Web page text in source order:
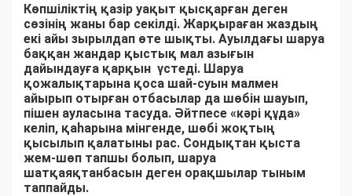
Көпшіліктің қазір уақыт қысқарған деген
сөзінің жаны бар секілді. Жарқыраған жаздың
екі айы зырылдап өте шықты. Ауылдағы шаруа
баққан жандар қыстық мал азығын
дайындауға қарқын үстеді. Шаруа
қожалықтарына қоса шай-суын малмен
айырып отырған отбасылар да шөбін шауып,
пішен ауласына тасуда. Әйтпесе «кәрі құда»
келіп, қаһарына мінгенде, шөбі жоқтың
қысылып қалатыны рас. Сондықтан қыста
жем-шөп тапшы болып, шаруа
шатқаяқтанбасын деген орақшылар тыным
таппайды.